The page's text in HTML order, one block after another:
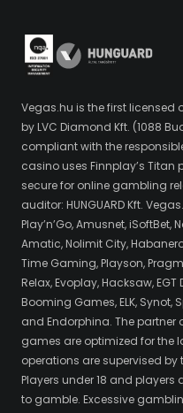
Vegas.hu is the first licensed
by LVC Diamond Kft. (1088
compliant with the
casino uses Finnplay’s
secure for online gambling
auditor: HUNGUARD Kft.
Play’n’Go, Amusnet, iSoftBet,
Amatic, Nolimit City,
Time Gaming, Playson,
Relax, Evoplay, Hacksaw,
Booming Games, ELK, Synot,
and Endorphina. The partner
games are optimized for the
operations are supervised
Players under 18 and
to gamble. Excessive